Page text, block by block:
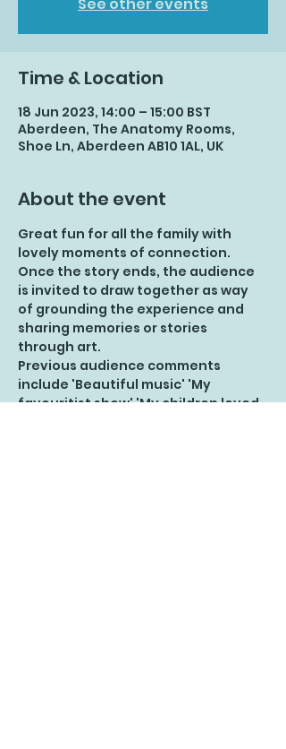
Time & Location
18 Jun 2023, 14:00 – 15:00 BST
Aberdeen, The Anatomy Rooms,
Shoe Ln, Aberdeen AB10 1AL, UK
About the event
Great fun for all the family with
lovely moments of connection.
Once the story ends, the audience
is invited to draw together as way
of grounding the experience and
sharing memories or stories
through art.
Previous audience comments
include 'Beautiful music' 'My
favouritist show' 'My children loved